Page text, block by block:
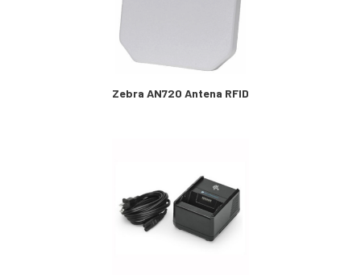
Zebra AN720 Antena RFID